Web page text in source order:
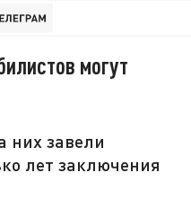
могут
них завели
лет заключения